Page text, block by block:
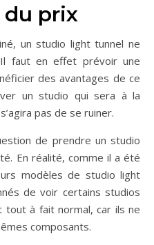
prix
un studio light tunnel ne
faut en effet prévoir une
des avantages de ce
un studio qui sera à la
pas de se ruiner.
de prendre un studio
En réalité, comme il a été
modèles de studio light
de voir certains studios
tout à fait normal, car ils ne
composants.